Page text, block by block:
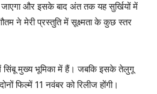
और इसके बाद अंत तक यह सुर्खियों में
ने मेरी प्रस्तुति में सूक्ष्मता के कुछ स्तर
सिंबू मुख्य भूमिका में हैं। जबकि इसके तेलुगू
फिल्में 11 नवंबर को रिलीज होंगी।